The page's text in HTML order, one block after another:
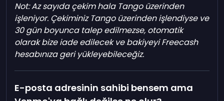
Not: Az sayıda çekim hala Tango üzerinden
işleniyor. Çekiminiz Tango üzerinden işlendiyse ve
30 gün boyunca talep edilmezse, otomatik
olarak bize iade edilecek ve bakiyeyi Freecash
hesabınıza geri yükleyebileceğiz.
E-posta adresinin sahibi bensem ama